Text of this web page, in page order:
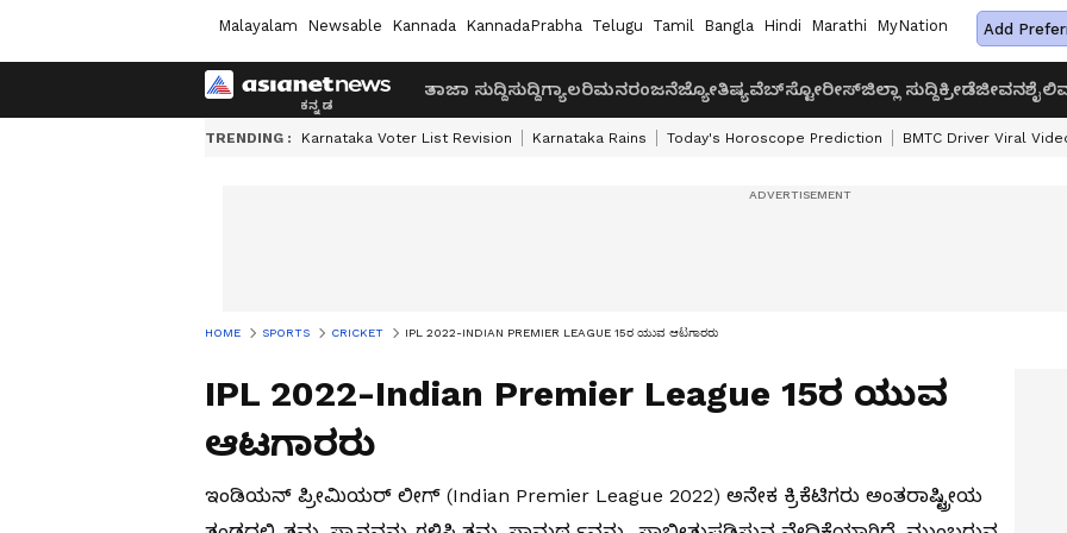
Malayalam Newsable Kannada KannadaPrabha Telugu Tamil Bangla Hindi Marathi MyNation Add
ತಾಜಾ ಸುದ್ದಿಸುದ್ದಿಗ್ಯಾಲರಿಮನರಂಜನೆಜ್ಯೋತಿಷ್ಯವೆಬ್‌ಸ್ಟೋರೀಸ್ಜಿಲ್ಲಾ ಸುದ್ದಿಕ್ರೀಡೆಜೀವನಶೈಲಿ
TRENDING : Karnataka Voter List Revision Karnataka Rains Today's Horoscope Prediction BMTC Driver Viral
HOME SPORTS CRICKET IPL 2022-INDIAN PREMIER LEAGUE 15ರ ಯುವ ಆಟಗಾರರು
IPL 2022-Indian Premier League 15ರ ಯುವ
ಆಟಗಾರರು
ಇಂಡಿಯನ್ ಪ್ರೀಮಿಯರ್ ಲೀಗ್ (Indian Premier League 2022) ಅನೇಕ ಕ್ರಿಕೆಟಿಗರು ಅಂತರಾಷ್ಟ್ರೀಯ